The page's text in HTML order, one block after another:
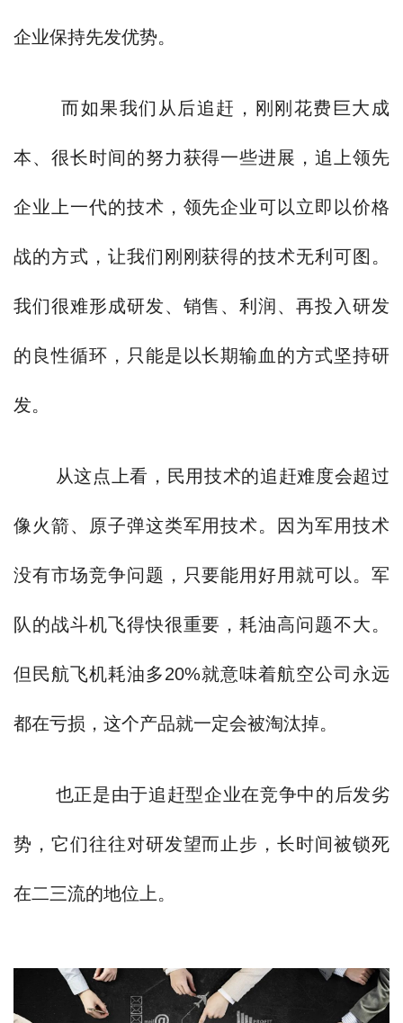
企业保持先发优势。
而如果我们从后追赶，刚刚花费巨大成
本、很长时间的努力获得一些进展，追上领先
企业上一代的技术，领先企业可以立即以价格
战的方式，让我们刚刚获得的技术无利可图。
我们很难形成研发、销售、利润、再投入研发
的良性循环，只能是以长期输血的方式坚持研
发。
从这点上看，民用技术的追赶难度会超过
像火箭、原子弹这类军用技术。因为军用技术
没有市场竞争问题，只要能用好用就可以。军
队的战斗机飞得快很重要，耗油高问题不大。
但民航飞机耗油多20%就意味着航空公司永远
都在亏损，这个产品就一定会被淘汰掉。
也正是由于追赶型企业在竞争中的后发劣
势，它们往往对研发望而止步，长时间被锁死
在二三流的地位上。